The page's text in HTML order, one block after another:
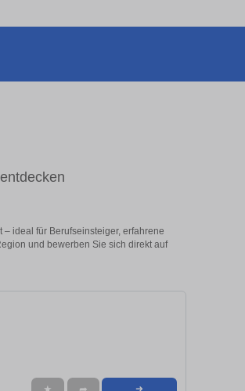
ideal für Berufseinsteiger, erfahrene
und bewerben Sie sich direkt auf
➜